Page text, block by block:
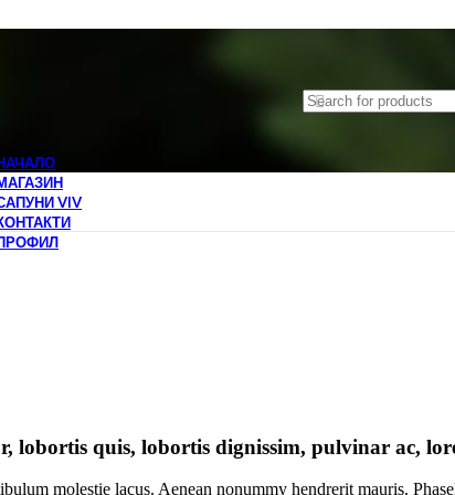
VIV
lobortis quis, lobortis dignissim, pulvinar ac,
molestie lacus. Aenean nonummy hendrerit mauris.